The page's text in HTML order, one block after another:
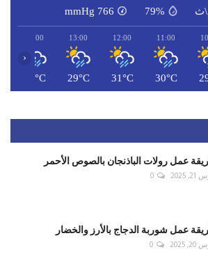
79%
766
mmHg
11:00
30°C
12:00
31°C
13:00
29°C
14:00
28°C
‹
عمل رولات الباذنجان بالصوص الأحمر
2025
0
عمل شوربة الدجاج بالأرز والخضار
2025
0